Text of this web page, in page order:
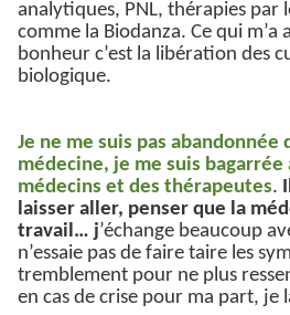
analytiques, PNL, thérapies par
comme la Biodanza. Ce qui m’a
bonheur c’est la libération des
biologique.
Je ne me suis pas abandonnée
médecine, je me suis bagarrée
médecins et des thérapeutes.
laisser aller, penser que la
travail… j’échange beaucoup
n’essaie pas de faire taire les
tremblement pour ne plus
en cas de crise pour ma part, je